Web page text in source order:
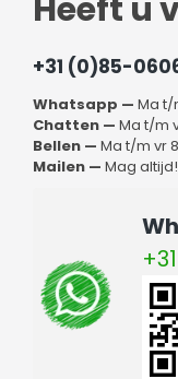
Heeft u
+31 (0)85-
Whatsapp — Ma t/
Chatten — Ma t/m
Bellen — Ma t/m vr
Mailen — Mag altijd!